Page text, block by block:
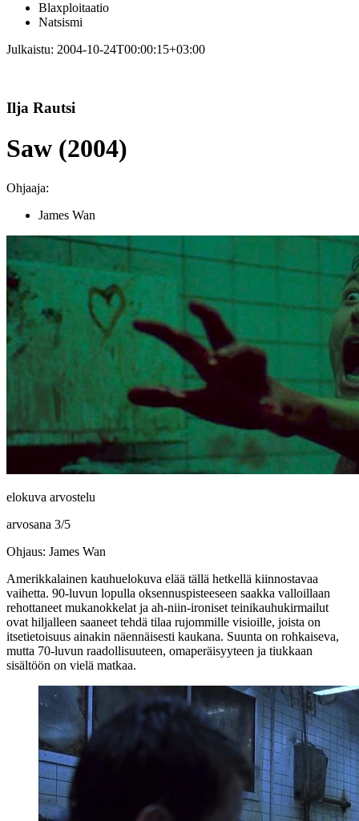
Blaxploitaatio
Natsismi
Julkaistu: 2004-10-24T00:00:15+03:00
Ilja Rautsi
Saw (2004)
Ohjaaja:
James Wan
elokuva arvostelu
arvosana 3/5
Ohjaus: James Wan
Amerikkalainen kauhuelokuva elää tällä hetkellä kiinnostavaa
vaihetta. 90‑luvun lopulla oksennuspisteeseen saakka valloillaan
rehottaneet mukanokkelat ja ah‑niin-ironiset teinikauhukirmailut
ovat hiljalleen saaneet tehdä tilaa rujommille visioille, joista on
itsetietoisuus ainakin näennäisesti kaukana. Suunta on rohkaiseva,
mutta 70‑luvun raadollisuuteen, omaperäisyyteen ja tiukkaan
sisältöön on vielä matkaa.